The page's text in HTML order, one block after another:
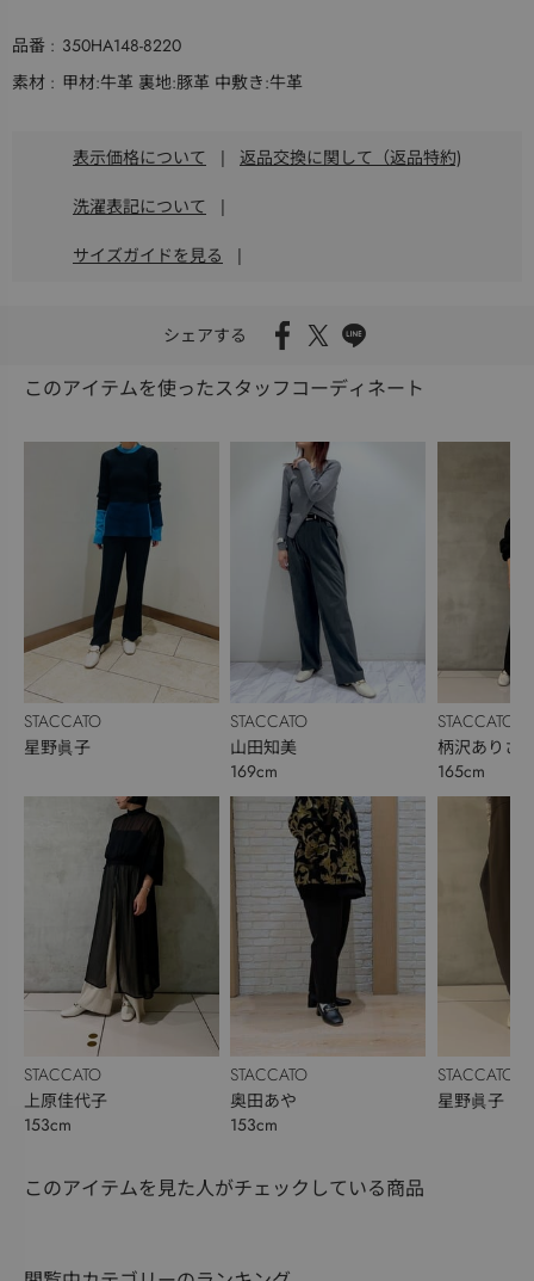
品番
350HA148-8220
素材
甲材:牛革 裏地:豚革 中敷き:牛革
表示価格について | 返品交換に関して（返品特約)
洗濯表記について |
サイズガイドを見る |
シェアする
このアイテムを使ったスタッフコーディネート
STACCATO
星野眞子
STACCATO
上原佳代子
153cm
STACCATO
山田知美
169cm
STACCATO
奥田あや
153cm
STACCATO
柄沢ありさ
165cm
STACCATO
星野眞子
このアイテムを見た人がチェックしている商品